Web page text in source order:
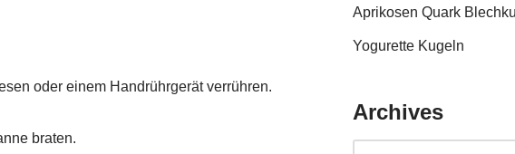
oder einem Handrührgerät verrühren.
braten.
Aprikosen Quark
Yogurette Kugeln
Archives